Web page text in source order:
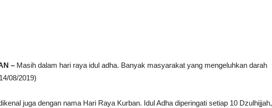
– Masih dalam hari raya idul adha. Banyak masyarakat yang mengeluhkan darah
08/2019)
juga dengan nama Hari Raya Kurban. Idul Adha diperingati setiap 10 Dzulhijjah,